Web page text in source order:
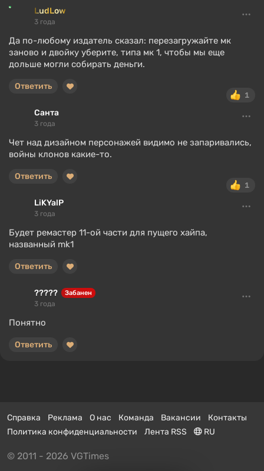
LudLow
3 года
Да по-любому издатель сказал: перезагружайте мк
заново и двойку уберите, типа мк 1, чтобы мы еще
дольше могли собирать деньги.
1
Ответить
Санта
3 года
Чет над дизайном персонажей видимо не запаривались,
войны клонов какие-то.
1
Ответить
LiKYalP
3 года
Будет ремастер 11-ой части для пущего хайпа,
названный mk1
Ответить
????? Забанен
3 года
Понятно
Ответить
Справка Реклама О нас Команда Вакансии
Контакты
Политика конфиденциальности
Лента RSS RU
© 2011 - 2026 VGTimes